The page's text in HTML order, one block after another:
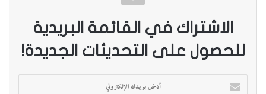
الاشتراك في القائمة البريدية
للحصول على التحديثات الجديدة!